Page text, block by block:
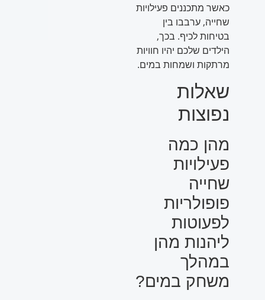
כאשר מתכננים פעילויות
שחייה, ערבבו בין
בטיחות לכיף. בכך,
הילדים שלכם יהיו חוויות
מרתקות ושמחות במים.
שאלות
נפוצות
מהן כמה
פעילויות
שחייה
פופולריות
לפעוטות
ליהנות מהן
במהלך
משחק במים?